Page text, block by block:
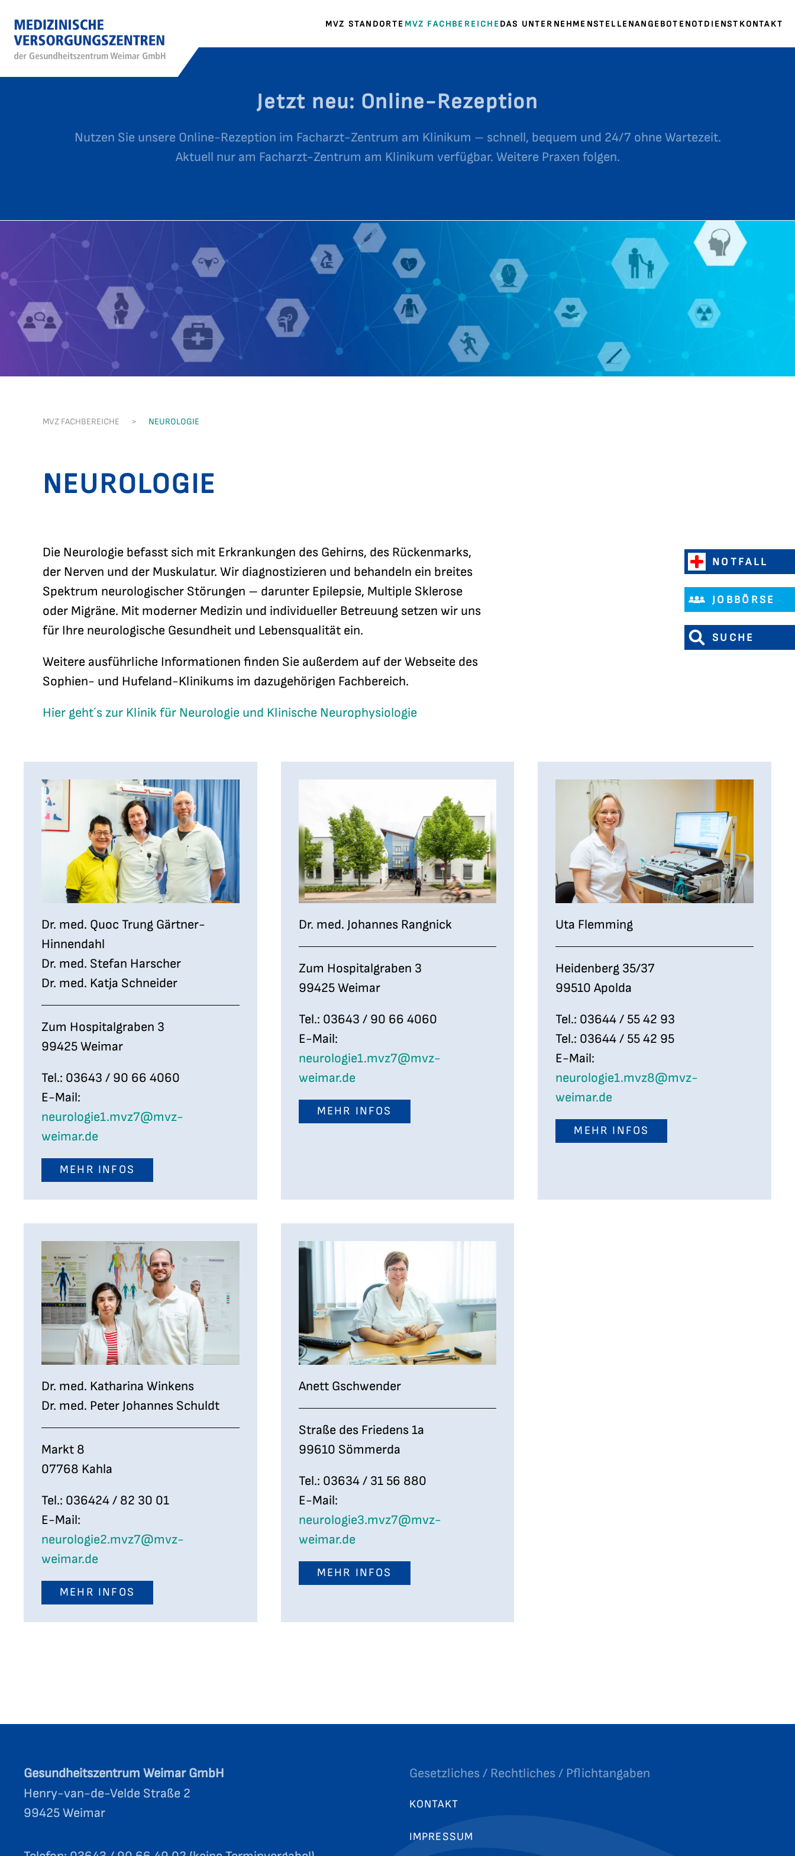
MVZ STANDORTE MVZ FACHBEREICHEDAS UNTERNEHMENSTELLENANGEBOTENOTDIENST KONTAKT
Jetzt neu: Online-Rezeption
Nutzen Sie unsere Online-Rezeption im Facharzt-Zentrum am Klinikum – schnell, bequem und 24/7 ohne Wartezeit.
Aktuell nur am Facharzt-Zentrum am Klinikum verfügbar. Weitere Praxen folgen.
MVZ FACHBEREICHE NEUROLOGIE
NEUROLOGIE
Die Neurologie befasst sich mit Erkrankungen des Gehirns, des Rückenmarks,
der Nerven und der Muskulatur. Wir diagnostizieren und behandeln ein breites
Spektrum neurologischer Störungen – darunter Epilepsie, Multiple Sklerose
oder Migräne. Mit moderner Medizin und individueller Betreuung setzen wir uns
für Ihre neurologische Gesundheit und Lebensqualität ein.
Weitere ausführliche Informationen finden Sie außerdem auf der Webseite des
Sophien- und Hufeland-Klinikums im dazugehörigen Fachbereich.
Hier geht´s zur Klinik für Neurologie und Klinische Neurophysiologie
Dr. med. Quoc Trung Gärtner-
Hinnendahl
Dr. med. Stefan Harscher
Dr. med. Katja Schneider
Zum Hospitalgraben 3
99425 Weimar
Tel.: 03643 / 90 66 4060
E-Mail:
neurologie1.mvz7@mvz-
weimar.de
MEHR INFOS
Dr. med. Johannes Rangnick
Zum Hospitalgraben 3
99425 Weimar
Tel.: 03643 / 90 66 4060
E-Mail:
neurologie1.mvz7@mvz-
weimar.de
MEHR INFOS
Uta Flemming
Heidenberg 35/37
99510 Apolda
Tel.: 03644 / 55 42 93
Tel.: 03644 / 55 42 95
E-Mail:
neurologie1.mvz8@mvz-
weimar.de
MEHR INFOS
Dr. med. Katharina Winkens
Dr. med. Peter Johannes Schuldt
Markt 8
07768 Kahla
Tel.: 036424 / 82 30 01
E-Mail:
neurologie2.mvz7@mvz-
weimar.de
MEHR INFOS
Anett Gschwender
Straße des Friedens 1a
99610 Sömmerda
Tel.: 03634 / 31 56 880
E-Mail:
neurologie3.mvz7@mvz-
weimar.de
MEHR INFOS
Gesundheitszentrum Weimar GmbH
Henry-van-de-Velde Straße 2
99425 Weimar
Gesetzliches / Rechtliches / Pflichtangaben
KONTAKT
IMPRESSUM
NOTFALL
JOBBÖRSE
SUCHE